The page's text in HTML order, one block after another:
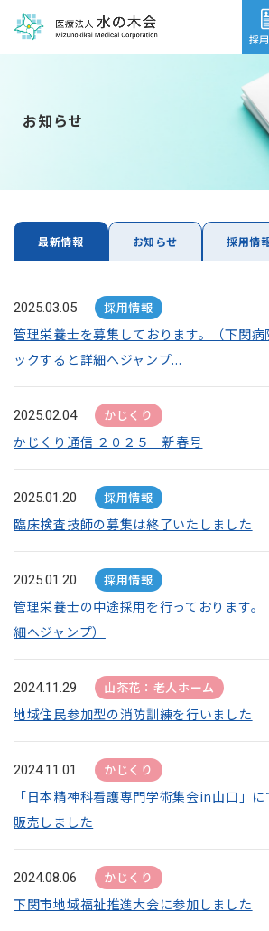
お知らせ
最新情報 お知らせ 採用情
2025.03.05 採用情報
管理栄養士を募集しております。（下関病
ックすると詳細へジャンプ...
2025.02.04 かじくり
かじくり通信 ２０２５ 新春号
2025.01.20 採用情報
臨床検査技師の募集は終了いたしました
2025.01.20 採用情報
管理栄養士の中途採用を行っております
細へジャンプ）
2024.11.29 山茶花：老人ホーム
地域住民参加型の消防訓練を行いました
2024.11.01 かじくり
「日本精神科看護専門学術集会in山口」
販売しました
2024.08.06 かじくり
下関市地域福祉推進大会に参加しました